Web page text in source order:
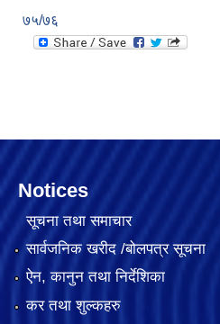
७५/७६
Notices
सूचना तथा समाचार
सार्वजनिक खरीद /बोलपत्र सूचना
ऐन, कानुन तथा निर्देशिका
कर तथा शुल्कहरु